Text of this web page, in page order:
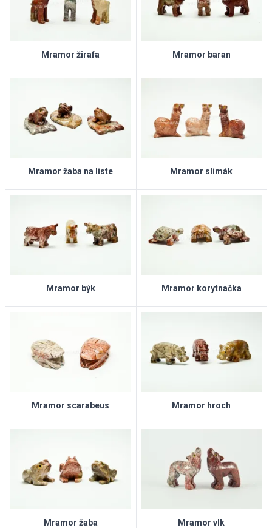
Mramor žirafa Mramor baran
Mramor žaba na liste Mramor slimák
Mramor býk Mramor korytnačka
Mramor scarabeus Mramor hroch
Mramor žaba Mramor vlk